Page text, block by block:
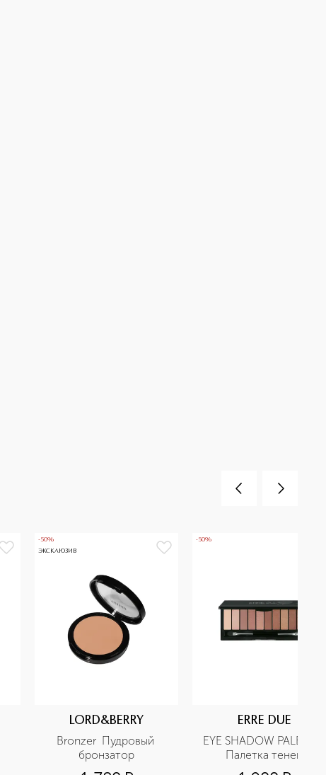
-50%
ЭКСКЛЮЗИВ
LORD&BERRY
Bronzer  Пудровый
бронзатор
-50%
ERRE DUE
EYE SHADOW PALETTE
Палетка теней